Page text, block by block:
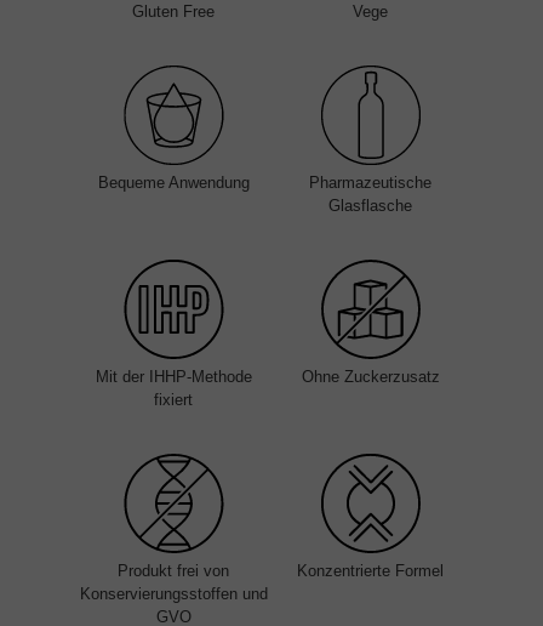
Gluten Free Vege
Bequeme Anwendung
Pharmazeutische
Glasflasche
Mit der IHHP-Methode
fixiert
Ohne Zuckerzusatz
Produkt frei von
Konservierungsstoffen und
GVO
Konzentrierte Formel